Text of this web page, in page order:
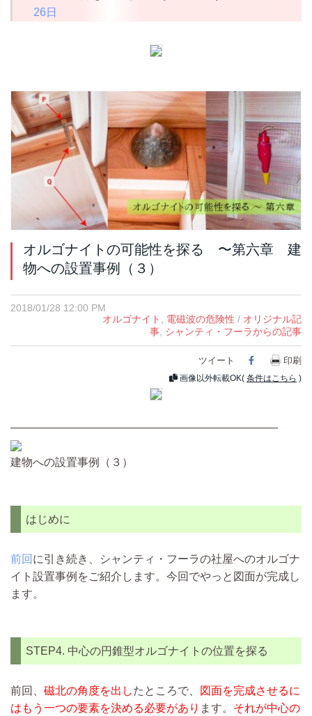
26日
オルゴナイトの可能性を探る 〜第六章 建
物への設置事例（３）
2018/01/28 12:00 PM
オルゴナイト , 電磁波の危険性 / オリジナル記
事, シャンティ・フーラからの記事
ツイート Facebook
印刷
画像以外転載OK( 条件はこちら )
————————————————————————
建物への設置事例（３）
はじめに
前回 に引き続き、シャンティ・フーラの社屋へのオルゴナ
イト設置事例をご紹介します。今回でやっと図面が完成し
ます。
STEP4. 中心の円錐型オルゴナイトの位置を探る
前回、 磁北の角度を出したところで、
図面を完成させるに
はもう一つの要素を決める必要があり ます。 それが中心の